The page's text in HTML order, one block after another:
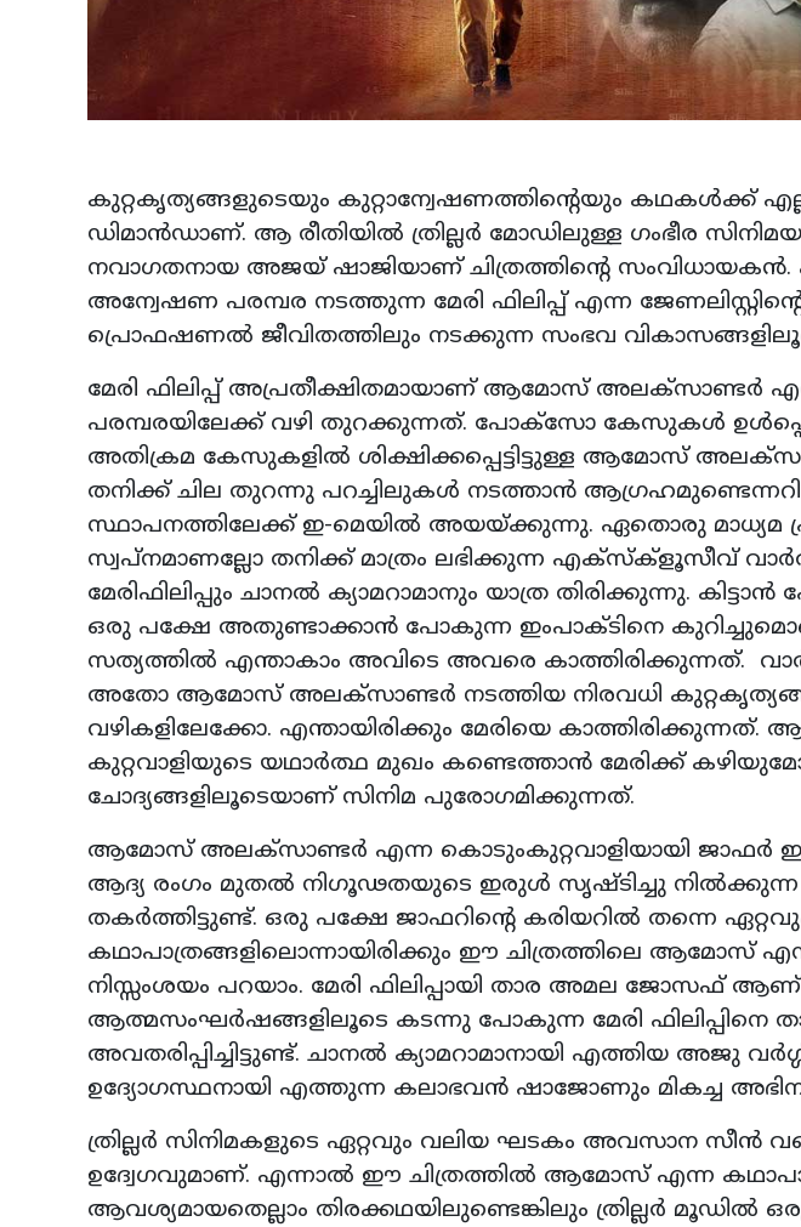
കുറ്റകൃത്യങ്ങളുടെയും കുറ്റാന്വേഷണത്തിന്റെയും കഥകള്‍ക്ക്
ഡിമാന്‍ഡാണ്. ആ രീതിയില്‍ ത്രില്ലര്‍ മോഡിലുള്ള ഗംഭീര
നവാഗതനായ അജയ് ഷാജിയാണ് ചിത്രത്തിന്റെ സംവിധായകന്‍.
അന്വേഷണ പരമ്പര നടത്തുന്ന മേരി ഫിലിപ്പ് എന്ന
പ്രൊഫഷണല്‍ ജീവിതത്തിലും നടക്കുന്ന സംഭവ
മേരി ഫിലിപ്പ് അപ്രതീക്ഷിതമായാണ് ആമോസ് അലക്‌സാണ്ടര്‍
പരമ്പരയിലേക്ക് വഴി തുറക്കുന്നത്. പോക്‌സോ കേസുകള്‍
അതിക്രമ കേസുകളില്‍ ശിക്ഷിക്കപ്പെട്ടിട്ടുള്ള ആമോസ്
തനിക്ക് ചില തുറന്നു പറച്ചിലുകള്‍ നടത്താന്‍
സ്ഥാപനത്തിലേക്ക് ഇ-മെയില്‍ അയയ്ക്കുന്നു. ഏതൊരു മാധ്യമ
സ്വപ്നമാണല്ലോ തനിക്ക് മാത്രം ലഭിക്കുന്ന എക്‌സ്‌ക്‌ളൂസീവ്
മേരിഫിലിപ്പും ചാനല്‍ ക്യാമറാമാനും യാത്ര തിരിക്കുന്നു.
ഒരു പക്ഷേ അതുണ്ടാക്കാന്‍ പോകുന്ന ഇംപാക്ടിനെ
സത്യത്തില്‍ എന്താകാം അവിടെ അവരെ
അതോ ആമോസ് അലക്‌സാണ്ടര്‍ നടത്തിയ നിരവധി
വഴികളിലേക്കോ. എന്തായിരിക്കും മേരിയെ
കുറ്റവാളിയുടെ യഥാര്‍ത്ഥ മുഖം കണ്ടെത്താന്‍ മേരിക്ക്
ചോദ്യങ്ങളിലൂടെയാണ് സിനിമ പുരോഗമിക്കുന്നത്.
ആമോസ് അലക്‌സാണ്ടര്‍ എന്ന കൊടുംകുറ്റവാളിയായി ജാഫര്‍
ആദ്യ രംഗം മുതല്‍ നിഗൂഢതയുടെ ഇരുള്‍ സൃഷ്ടിച്ചു നില്‍ക്കുന്ന
തകര്‍ത്തിട്ടുണ്ട്. ഒരു പക്ഷേ ജാഫറിന്റെ കരിയറില്‍ തന്നെ ഏറ്റവും
കഥാപാത്രങ്ങളിലൊന്നായിരിക്കും ഈ ചിത്രത്തിലെ ആമോസ്
നിസ്സംശയം പറയാം. മേരി ഫിലിപ്പായി താര അമല ജോസഫ് ആണ്
ആത്മസംഘര്‍ഷങ്ങളിലൂടെ കടന്നു പോകുന്ന മേരി ഫിലിപ്പിനെ
അവതരിപ്പിച്ചിട്ടുണ്ട്. ചാനല്‍ ക്യാമറാമാനായി എത്തിയ അജു
ഉദ്യോഗസ്ഥനായി എത്തുന്ന കലാഭവന്‍ ഷാജോണും മികച്ച
ത്രില്ലര്‍ സിനിമകളുടെ ഏറ്റവും വലിയ ഘടകം അവസാന സീന്‍
ഉദ്വേഗവുമാണ്. എന്നാല്‍ ഈ ചിത്രത്തില്‍ ആമോസ് എന്ന
ആവശ്യമായതെല്ലാം തിരക്കഥയിലുണ്ടെങ്കിലും ത്രില്ലര്‍ മൂഡില്‍